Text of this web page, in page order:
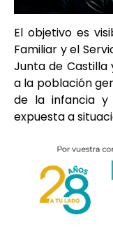
El objetivo es
Familiar y el
Junta de Castilla
a la población
de la infancia y
expuesta a